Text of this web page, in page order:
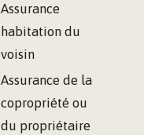
Assurance
habitation du
voisin
Assurance de la
copropriété ou
du propriétaire